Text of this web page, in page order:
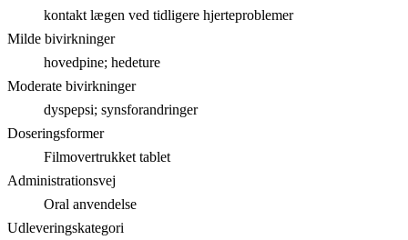
kontakt lægen ved tidligere hjerteproblemer
Milde bivirkninger
hovedpine; hedeture
Moderate bivirkninger
dyspepsi; synsforandringer
Doseringsformer
Filmovertrukket tablet
Administrationsvej
Oral anvendelse
Udleveringskategori